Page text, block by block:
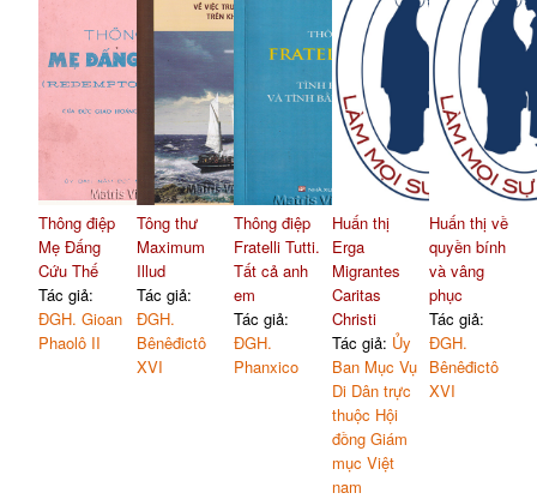
Thông điệp
Mẹ Đấng
Cứu Thế
Tác giả:
ĐGH. Gioan
Phaolô II
Tông thư
Maximum
Illud
Tác giả:
ĐGH.
Bênêđictô
XVI
Thông điệp
Fratelli Tutti.
Tất cả anh
em
Tác giả:
ĐGH.
Phanxico
Huấn thị
Erga
Migrantes
Caritas
Christi
Tác giả: Ủy
Ban Mục Vụ
Di Dân trực
thuộc Hội
đồng Giám
mục Việt
nam
Huấn thị về
quyền bính
và vâng
phục
Tác giả:
ĐGH.
Bênêđictô
XVI